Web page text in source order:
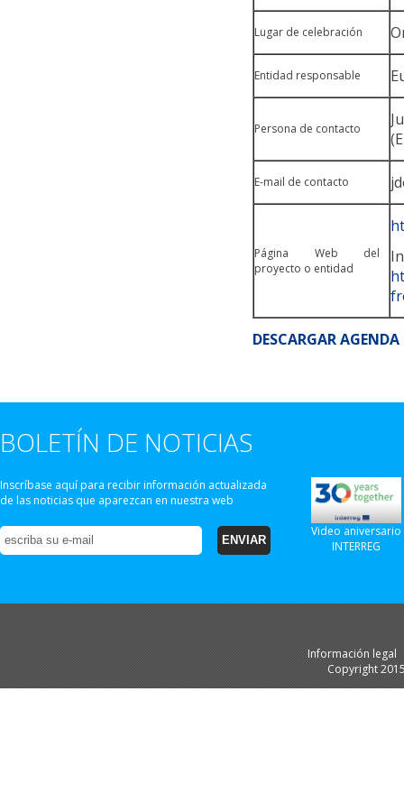
Lugar de celebración
Entidad responsable
Persona de contacto
E-mail de contacto
Página Web del
proyecto o entidad
DESCARGAR
BOLETÍN DE NOTICIAS
Inscríbase aquí para recibir información actualizada
de las noticias que aparezcan en nuestra web
Video aniversario
INTERREG
Información legal
Copyright